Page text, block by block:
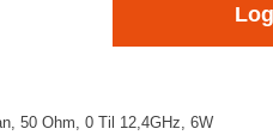
50 Ohm, 0 Til 12,4GHz, 6W